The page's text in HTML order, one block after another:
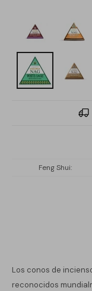
Feng Shui
Los conos de
reconocidos